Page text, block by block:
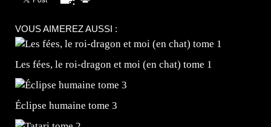
VOUS AIMEREZ AUSSI :
Les fées, le roi-dragon et moi (en chat) tome 1
Éclipse humaine tome 3